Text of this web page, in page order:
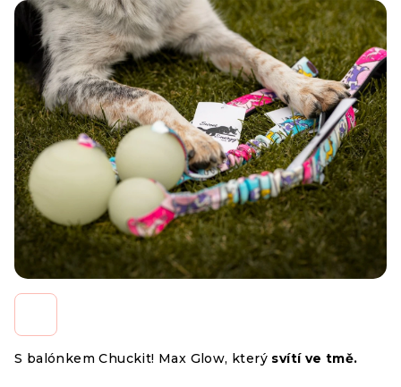
S balónkem Chuckit! Max Glow, který svítí ve tmě.
produktu
je
0,0
z
5
hvězdiček.